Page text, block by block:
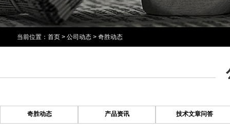
当前位置： 首页 > 公司动态 > 奇胜动态
奇胜动态 产品资讯 技术文章问答